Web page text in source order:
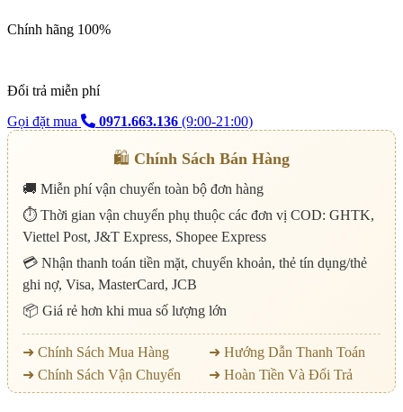
Chính hãng 100%
Đổi trả miễn phí
Gọi đặt mua
0971.663.136 (9:00-21:00)
🛍️ Chính Sách Bán Hàng
🚚 Miễn phí vận chuyển toàn bộ đơn hàng
⏱️ Thời gian vận chuyển phụ thuộc các đơn vị COD: GHTK,
Viettel Post, J&T Express, Shopee Express
💳 Nhận thanh toán tiền mặt, chuyển khoản, thẻ tín dụng/thẻ
ghi nợ, Visa, MasterCard, JCB
📦 Giá rẻ hơn khi mua số lượng lớn
➜ Chính Sách Mua Hàng
➜ Hướng Dẫn Thanh Toán
➜ Chính Sách Vận Chuyển
➜ Hoàn Tiền Và Đổi Trả